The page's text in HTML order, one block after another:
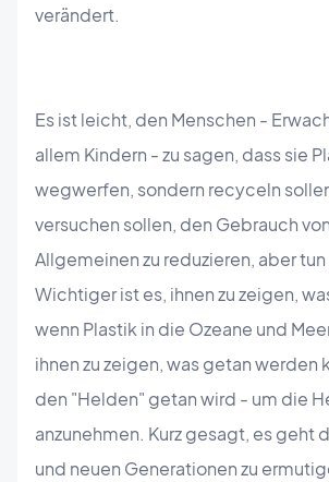
verändert.
Es ist leicht, den Menschen -
allem Kindern - zu sagen, dass sie
wegwerfen, sondern recyceln
versuchen sollen, den Gebrauch
Allgemeinen zu reduzieren, aber tun
Wichtiger ist es, ihnen zu zeigen,
wenn Plastik in die Ozeane und
ihnen zu zeigen, was getan werden
den "Helden" getan wird - um die
anzunehmen. Kurz gesagt, es geht
und neuen Generationen zu